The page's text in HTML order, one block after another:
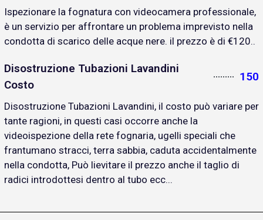
Ispezionare la fognatura con videocamera professionale,
è un servizio per affrontare un problema imprevisto nella
condotta di scarico delle acque nere. il prezzo è di €120..
Disostruzione Tubazioni Lavandini
Costo
150
Disostruzione Tubazioni Lavandini, il costo può variare per
tante ragioni, in questi casi occorre anche la
videoispezione della rete fognaria, ugelli speciali che
frantumano stracci, terra sabbia, caduta accidentalmente
nella condotta, Può lievitare il prezzo anche il taglio di
radici introdottesi dentro al tubo ecc...